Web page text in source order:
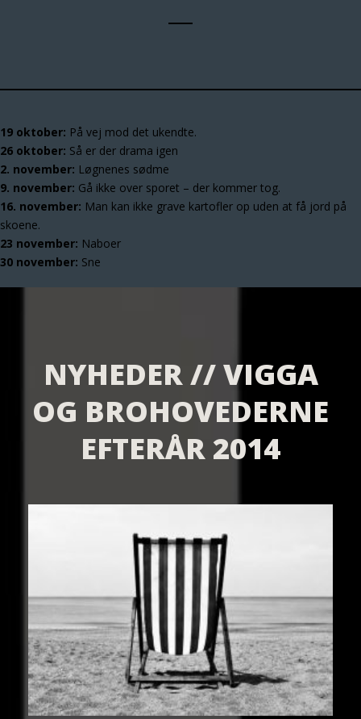
19 oktober: På vej mod det ukendte.
26 oktober: Så er der drama igen
2. november: Løgnenes sødme
9. november: Gå ikke over sporet – der kommer tog.
16. november: Man kan ikke grave kartofler op uden at få jord på
skoene.
23 november: Naboer
30 november: Sne
NYHEDER // VIGGA
OG BROHOVEDERNE
EFTERÅR 2014